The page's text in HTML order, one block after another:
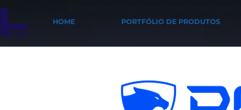
HOME PORTFÓLIO DE PRODUTOS